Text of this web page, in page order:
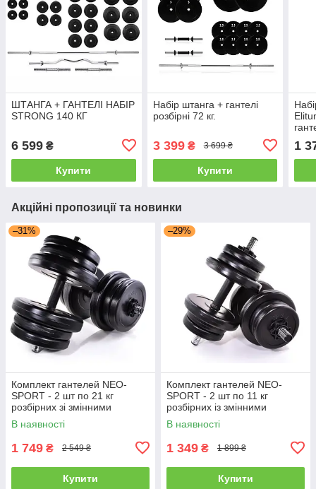
ШТАНГА + ГАНТЕЛІ НАБІР
STRONG 140 КГ
6 599 ₴
Купити
Набір штанга + гантелі
розбірні 72 кг.
3 399₴ 3 699 ₴
Купити
1
Акційні пропозиції та новинки
–31%
Комплект гантелей NEO-
SPORT - 2 шт по 21 кг
розбірних зі змінними
дисками
В наявності
1 749 ₴ 2 549 ₴
Купити
–29%
Комплект гантелей NEO-
SPORT - 2 шт по 11 кг
розбірних із змінними
дисками
В наявності
1 349 ₴ 1 899 ₴
Купити